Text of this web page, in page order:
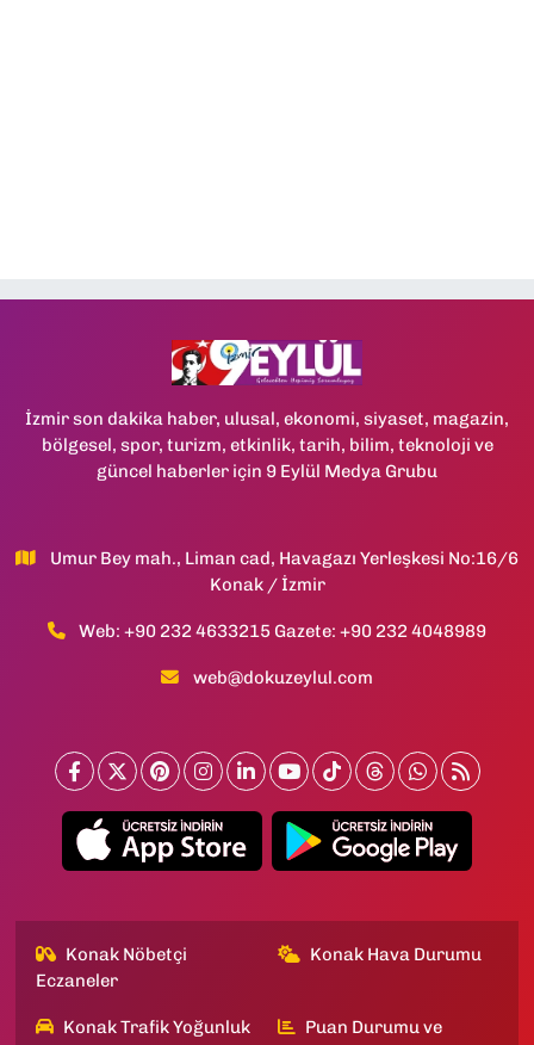
İzmir son dakika haber, ulusal, ekonomi, siyaset, magazin,
bölgesel, spor, turizm, etkinlik, tarih, bilim, teknoloji ve
güncel haberler için 9 Eylül Medya Grubu
Umur Bey mah., Liman cad, Havagazı Yerleşkesi No:16/6
Konak / İzmir
Web: +90 232 4633215 Gazete: +90 232 4048989
web@dokuzeylul.com
Konak Nöbetçi
Eczaneler
Konak Hava Durumu
Konak Trafik Yoğunluk
Puan Durumu ve